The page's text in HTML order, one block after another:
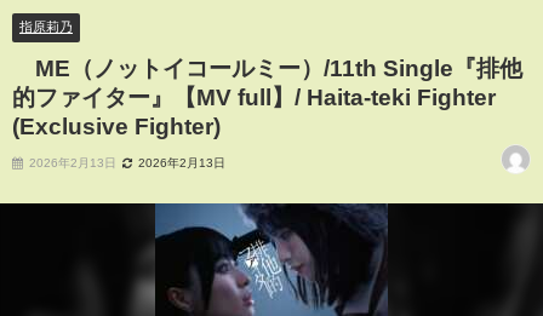
指原莉乃
≠ME（ノットイコールミー）/11th Single『排他
的ファイター』【MV full】/ Haita-teki Fighter
(Exclusive Fighter)
2026年2月13日 2026年2月13日